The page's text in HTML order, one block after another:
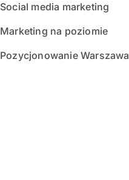
Social media marketing
Marketing na poziomie
Pozycjonowanie Warszawa